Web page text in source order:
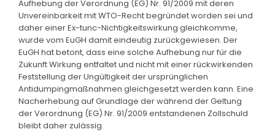
Aufhebung der Verordnung (EG) Nr. 91/2009 mit deren
Unvereinbarkeit mit WTO-Recht begründet worden sei und
daher einer Ex-tunc-Nichtigkeitswirkung gleichkomme,
wurde vom EuGH damit eindeutig zurückgewiesen. Der
EuGH hat betont, dass eine solche Aufhebung nur für die
Zukunft Wirkung entfaltet und nicht mit einer rückwirkenden
Feststellung der Ungültigkeit der ursprünglichen
Antidumpingmaßnahmen gleichgesetzt werden kann. Eine
Nacherhebung auf Grundlage der während der Geltung
der Verordnung (EG) Nr. 91/2009 entstandenen Zollschuld
bleibt daher zulässig.